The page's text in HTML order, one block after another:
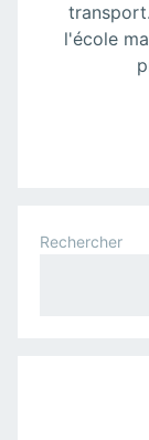
l'école
Rechercher